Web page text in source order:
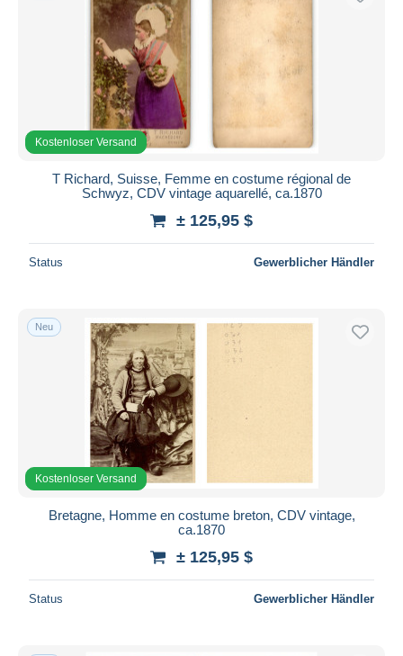
Übernehmen
Kostenloser Versand
T Richard, Suisse, Femme en costume régional de
Schwyz, CDV vintage aquarellé, ca.1870
± 125,95 $
Status Gewerblicher Händler
Neu
Kostenloser Versand
Bretagne, Homme en costume breton, CDV vintage,
ca.1870
± 125,95 $
Status Gewerblicher Händler